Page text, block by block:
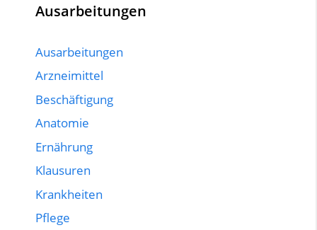
Ausarbeitungen
Ausarbeitungen
Arzneimittel
Beschäftigung
Anatomie
Ernährung
Klausuren
Krankheiten
Pflege